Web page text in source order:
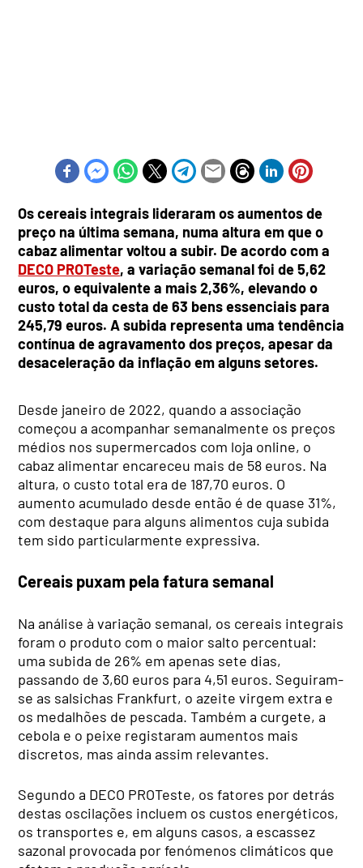
Os cereais integrais lideraram os aumentos de
preço na última semana, numa altura em que o
cabaz alimentar voltou a subir. De acordo com a
DECO PROTeste, a variação semanal foi de 5,62
euros, o equivalente a mais 2,36%, elevando o
custo total da cesta de 63 bens essenciais para
245,79 euros. A subida representa uma tendência
contínua de agravamento dos preços, apesar da
desaceleração da inflação em alguns setores.
Desde janeiro de 2022, quando a associação
começou a acompanhar semanalmente os preços
médios nos supermercados com loja online, o
cabaz alimentar encareceu mais de 58 euros. Na
altura, o custo total era de 187,70 euros. O
aumento acumulado desde então é de quase 31%,
com destaque para alguns alimentos cuja subida
tem sido particularmente expressiva.
Cereais puxam pela fatura semanal
Na análise à variação semanal, os cereais integrais
foram o produto com o maior salto percentual:
uma subida de 26% em apenas sete dias,
passando de 3,60 euros para 4,51 euros. Seguiram-
se as salsichas Frankfurt, o azeite virgem extra e
os medalhões de pescada. Também a curgete, a
cebola e o peixe registaram aumentos mais
discretos, mas ainda assim relevantes.
Segundo a DECO PROTeste, os fatores por detrás
destas oscilações incluem os custos energéticos,
os transportes e, em alguns casos, a escassez
sazonal provocada por fenómenos climáticos que